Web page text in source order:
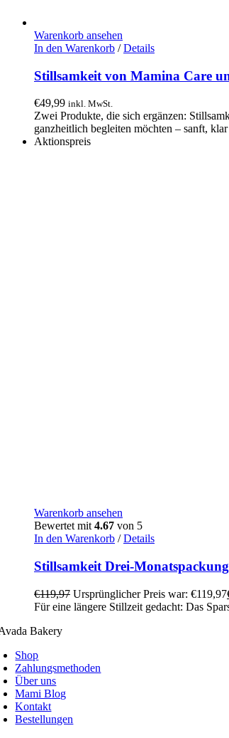
Warenkorb ansehen
In den Warenkorb / Details
Stillsamkeit von Mamina Care
€49,99 inkl. MwSt.
Zwei Produkte, die sich ergänzen:
ganzheitlich begleiten möchten – sanft,
Aktionspreis
Warenkorb ansehen
Bewertet mit4.67 von 5
In den Warenkorb / Details
Stillsamkeit Drei-Monatspackung
€119,97 Ursprünglicher Preis war: €119,97
Für eine längere Stillzeit gedacht: Das
Shop
Zahlungsmethoden
Über uns
Mami Blog
Kontakt
Bestellungen